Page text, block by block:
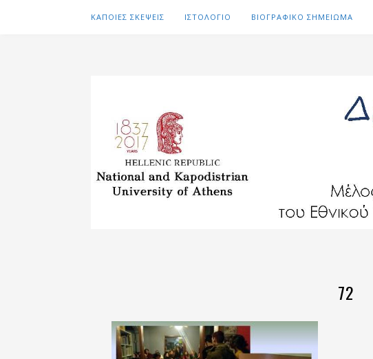
ΚΑΠΟΙΕΣ ΣΚΕΨΕΙΣ ΙΣΤΟΛΟΓΙΟ ΒΙΟΓΡΑΦΙΚΟ ΣΗΜΕΙΩΜΑ
72